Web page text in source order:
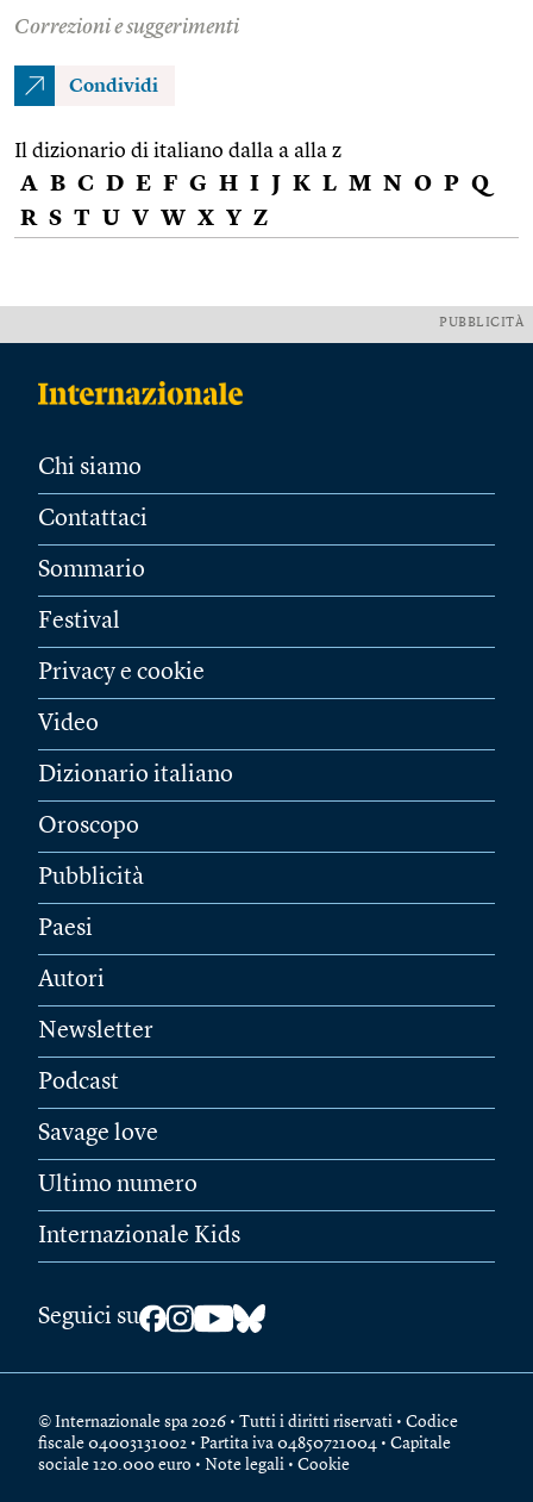
Correzioni e suggerimenti
Condividi
Il dizionario di italiano dalla a alla z
A B C D E F G H I J K L M N O P Q
R S T U V W X Y Z
PUBBLICITÀ
Chi siamo
Contattaci
Sommario
Festival
Privacy e cookie
Video
Dizionario italiano
Oroscopo
Pubblicità
Paesi
Autori
Newsletter
Podcast
Savage love
Ultimo numero
Internazionale Kids
Seguici su
© Internazionale spa 2026 • Tutti i diritti riservati • Codice
fiscale 04003131002 • Partita iva 04850721004 • Capitale
sociale 120.000 euro • Note legali • Cookie